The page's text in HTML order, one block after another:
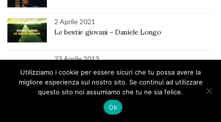
2 Aprile 2021
Le bestie giovani – Daniele Longo
23 Aprile 2013
Chi dice donna dice tacco
30 Ottobre 2024
Solo un’altra persona scomparsa – Gillian
Utilizziamo i cookie per essere sicuri che tu possa avere la
migliore esperienza sul nostro sito. Se continui ad utilizzare
questo sito noi assumiamo che tu ne sia felice.
Ok